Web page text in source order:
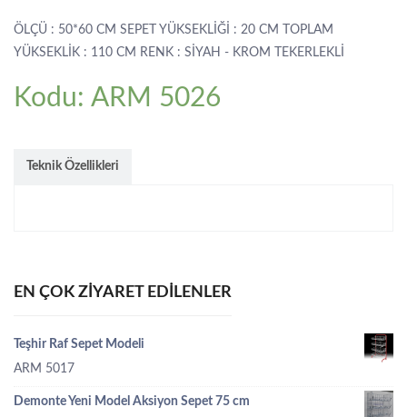
ÖLÇÜ : 50*60 CM SEPET YÜKSEKLİĞİ : 20 CM TOPLAM
YÜKSEKLİK : 110 CM RENK : SİYAH - KROM TEKERLEKLİ
Kodu: ARM 5026
Teknik Özellikleri
EN ÇOK ZIYARET EDILENLER
Teşhir Raf Sepet Modeli
ARM 5017
Demonte Yeni Model Aksiyon Sepet 75 cm